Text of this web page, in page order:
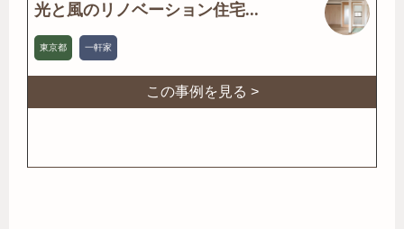
光と風のリノベーション住宅...
東京都 一軒家
この事例を見る >